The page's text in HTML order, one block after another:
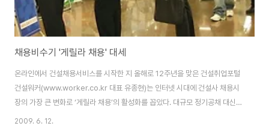
채용비수기 '게릴라 채용' 대세
온라인에서 건설채용서비스를 시작한 지 올해로 12주년을 맞은 건설취업포털
건설워커(www.worker.co.kr 대표 유종현)는 인터넷 시대에 건설사 채용시
장의 가장 큰 변화로 ‘게릴라 채용’의 활성화를 꼽았다. 대규모 정기공채 대신
‘단타형 수시채용’, ‘그림자채용’, ‘연중 상시채용’ 등 비정규 채용의 비중이 부쩍
2009. 6. 12.